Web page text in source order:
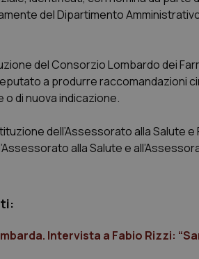
del Dipartimento
del Consorzio Lombardo dei
a produrre raccomandazioni
di nuova indicazione.
dell’Assessorato alla Salute
alla Salute e
Intervista a Fabio Rizzi:
Nome
tracking-sites-
_ga